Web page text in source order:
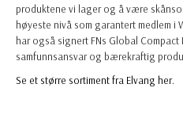
produktene vi lager og å være
høyeste nivå som garantert medlem i
har også signert FNs Global
samfunnsansvar og bærekraftig
Se et større sortiment fra Elvang her.